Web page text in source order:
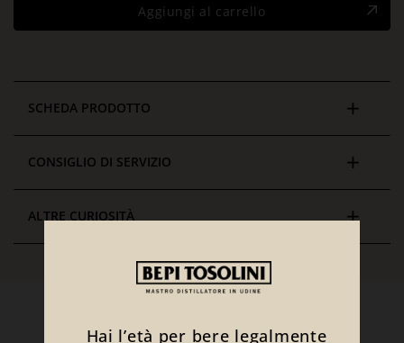
Aggiungi al carrello
SCHEDA PRODOTTO
CONSIGLIO DI SERVIZIO
ALTRE CURIOSITÀ
Hai l’età per bere legalmente